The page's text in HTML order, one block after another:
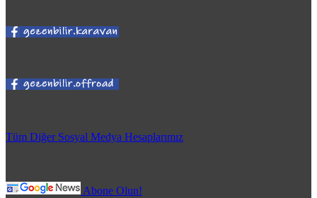
Tüm Diğer Sosyal Medya Hesaplarımız
Abone Olun!